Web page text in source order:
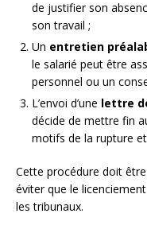
de justifier son
son travail ;
Un entretien
le salarié peut être
personnel ou un
L’envoi d’une lettre
décide de mettre fin
motifs de la rupture
Cette procédure doit
éviter que le
les tribunaux.